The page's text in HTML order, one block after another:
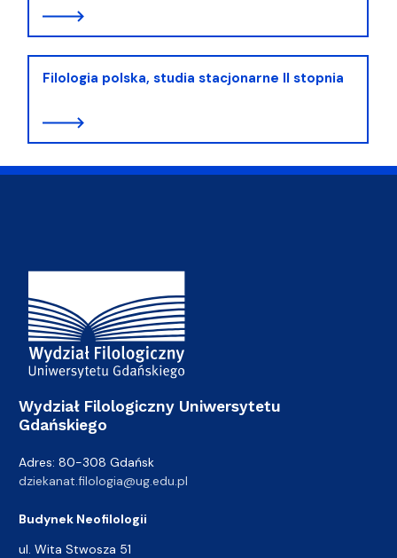
Filologia polska, studia stacjonarne II stopnia
Adres Wydziału
Wydział Filologiczny Uniwersytetu
Gdańskiego
Adres: 80-308 Gdańsk
dziekanat.filologia@ug.edu.pl
Budynek Neofilologii
ul. Wita Stwosza 51